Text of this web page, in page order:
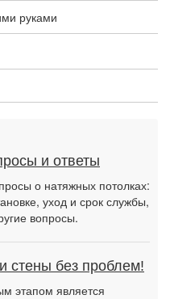
руками
и ответы
о натяжных потолках:
уход и срок службы,
вопросы.
стены без проблем!
этапом является